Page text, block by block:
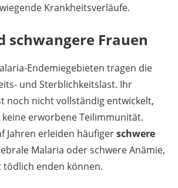
Krankheitsverläufe.
schwangere Frauen
Endemiegebieten tragen die
und Sterblichkeitslast. Ihr
noch nicht vollständig entwickelt,
keine erworbene Teilimmunität.
Jahren erleiden häufigerschwere
Malaria oder schwere Anämie,
enden können.